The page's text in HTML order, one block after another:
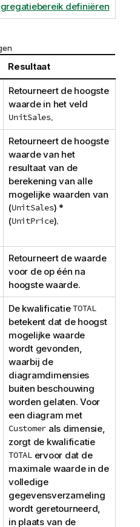
definiëren
Resultaat
Retourneert de hoogste
waarde in het veld
UnitSales.
Retourneert de hoogste
waarde van het
resultaat van de
berekening van alle
mogelijke waarden van
(UnitSales) *
(UnitPrice).
Retourneert de waarde
voor de op één na
hoogste waarde.
De kwalificatieTOTAL
betekent dat de hoogst
mogelijke waarde
wordt gevonden,
waarbij de
diagramdimensies
buiten beschouwing
worden gelaten. Voor
een diagram met
Customer als dimensie,
zorgt de kwalificatie
TOTALervoor dat de
maximale waarde in de
volledige
gegevensverzameling
wordt geretourneerd,
in plaats van de